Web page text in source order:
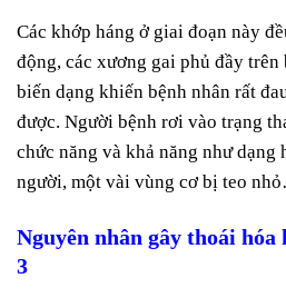
Các khớp háng ở giai đoạn này
động, các xương gai phủ đầy
biến dạng khiến bệnh nhân rất
được. Người bệnh rơi vào trạng
chức năng và khả năng như dạng
người, một vài vùng cơ bị teo
Nguyên nhân gây thoái
3